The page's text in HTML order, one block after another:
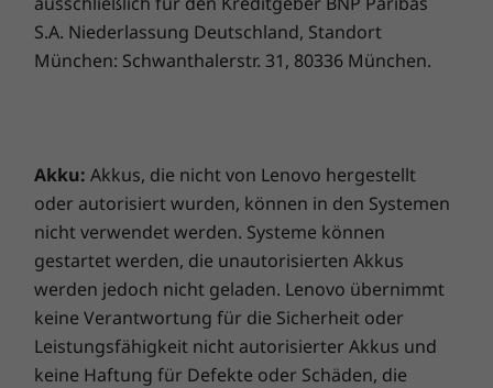
streng getesteten Geräte können Sie Ihre
Meetingräume ganz einfach vergrößern. Mit
moderner Videokonferenztechnologie können
Weitere Informationen
Garantie
1 Jahr Basisgarantie
1 Jahr Lenovo Premier Support
1 Jahr ThinkSmart Collaboration Professional Services
– Deploy
1 Jahr ThinkSmart Collaboration Professional Services
– Maintain
S.A. Niederlassung Deutschland, Standort
München: Schwanthalerstr. 31, 80336 München.
Akku: Akkus, die nicht von Lenovo hergestellt
oder autorisiert wurden, können in den Systemen
nicht verwendet werden. Systeme können
gestartet werden, die unautorisierten Akkus
werden jedoch nicht geladen. Lenovo übernimmt
keine Verantwortung für die Sicherheit oder
Leistungsfähigkeit nicht autorisierter Akkus und
keine Haftung für Defekte oder Schäden, die